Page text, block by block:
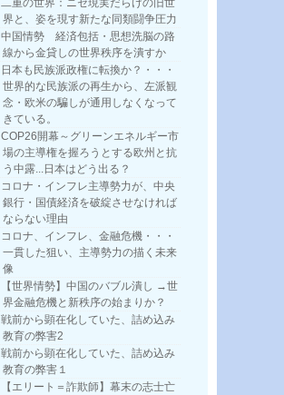
二重の世界：ニセ現実だらけの旧世
界と、姿を現す新たな同類闘争圧力
中国情勢 経済包括・思想洗脳の路
線から金貸しの世界秩序を潰すか
日本も民族派政権に転換か？・・・
世界的な民族派の再生から、左派観
念・欧米の騙しが通用しなくなって
きている。
COP26開幕～グリーンエネルギー市
場の主導権を握ろうとする欧州と抗
う中露...日本はどう出る？
コロナ・インフレ主導勢力が、中央
銀行・国債経済を破綻させなければ
ならない理由
コロナ、インフレ、金融危機・・・
一貫した狙い、主導勢力の描く未来
像
【世界情勢】中国のバブル潰し →世
界金融危機と新秩序の始まりか？
戦前から顕在化していた、詰め込み
教育の弊害2
戦前から顕在化していた、詰め込み
教育の弊害１
【エリート＝詐欺師】幕末の志士亡